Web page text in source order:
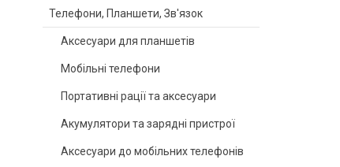
Телефони, Планшети, Зв'язок
Аксесуари для планшетів
Мобільні телефони
Портативні рації та аксесуари
Акумулятори та зарядні пристрої
Аксесуари до мобільних телефонів